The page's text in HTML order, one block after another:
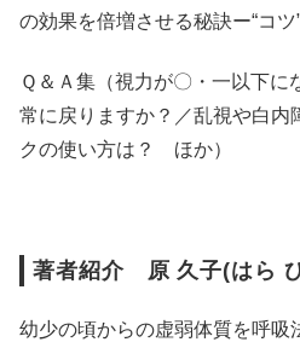
の効果を倍増させる秘訣ー“コツ
Ｑ＆Ａ集（視力が〇・一以下に
常に戻りますか？／乱視や白内
クの使い方は？ ほか）
著者紹介 原 久子(はら
幼少の頃からの虚弱体質を呼吸